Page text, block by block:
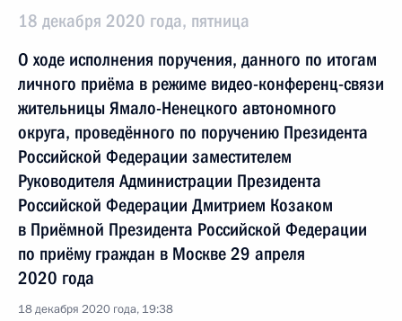
18 декабря 2020 года, пятница
О ходе исполнения поручения, данного по итогам
личного приёма в режиме видео-конференц-связи
жительницы Ямало-Ненецкого автономного
округа, проведённого по поручению Президента
Российской Федерации заместителем
Руководителя Администрации Президента
Российской Федерации Дмитрием Козаком
в Приёмной Президента Российской Федерации
по приёму граждан в Москве 29 апреля
2020 года
18 декабря 2020 года, 19:38